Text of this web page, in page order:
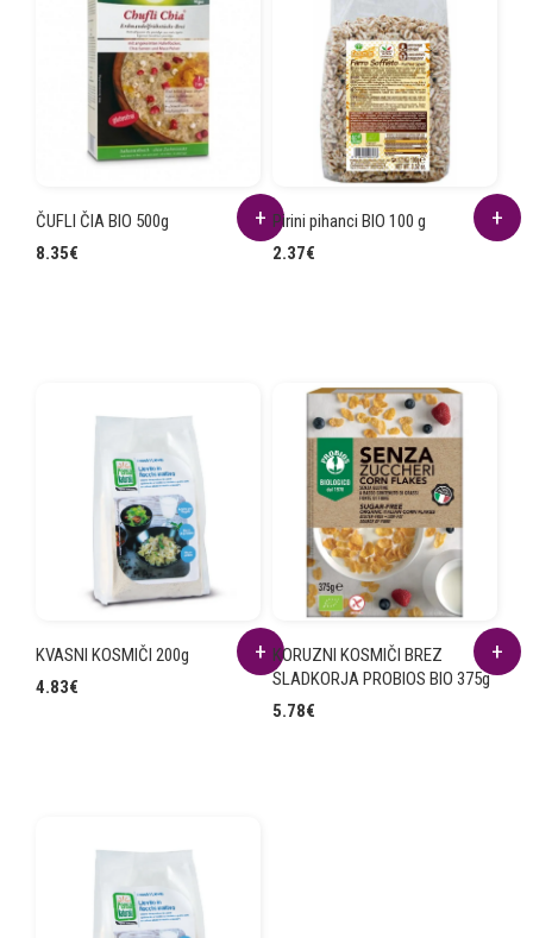
ČUFLI ČIA BIO 500g
8.35€
Pirini pihanci BIO 100 g
2.37€
KVASNI KOSMIČI 200g
4.83€
KORUZNI KOSMIČI BREZ
SLADKORJA PROBIOS BIO 375g
5.78€